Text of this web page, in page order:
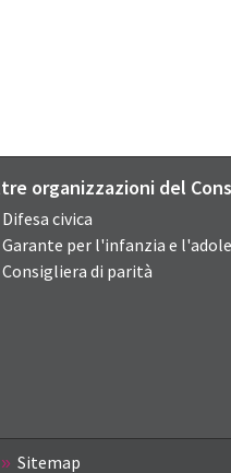
organizzazioni del
Difesa civica
Garante per l'infanzia e
Consigliera di parità
Sitemap